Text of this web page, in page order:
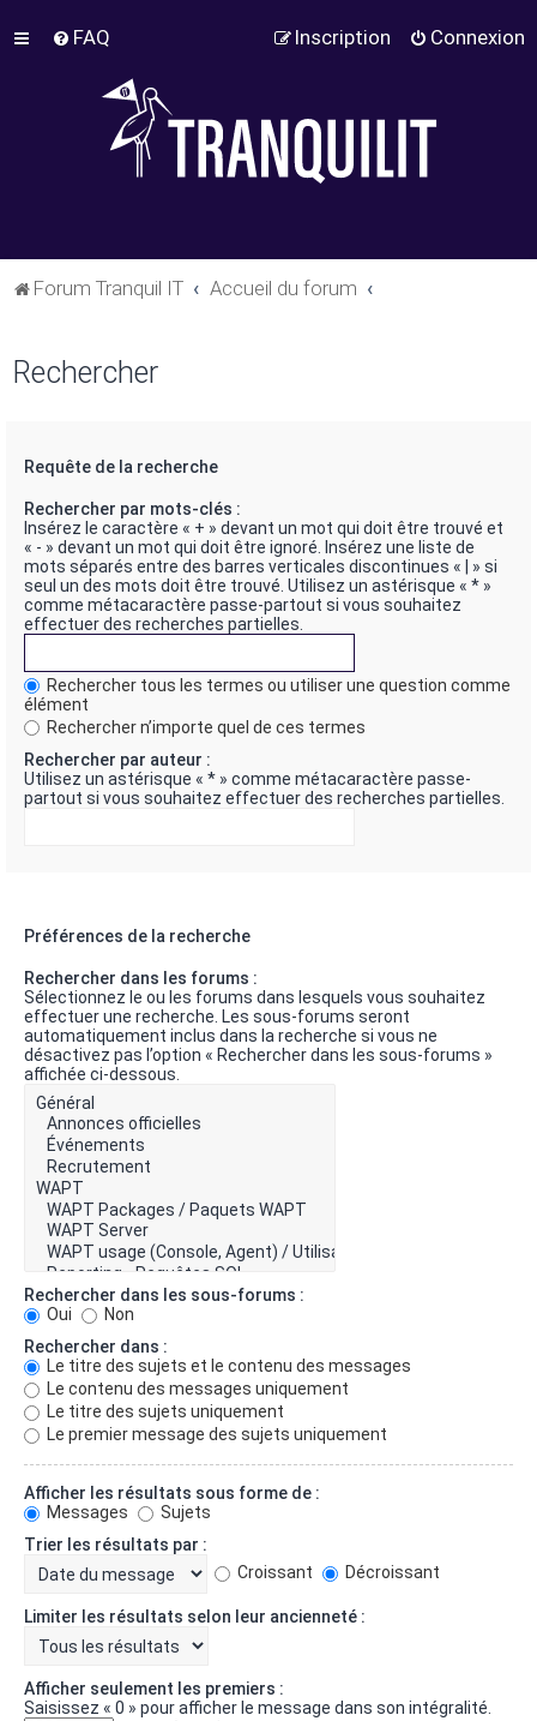
FAQ Connexion
Inscription
Forum Tranquil IT Accueil du forum
Rechercher
Requête de la recherche
Rechercher par mots-clés :
Insérez le caractère « + » devant un mot qui doit être trouvé et
« - » devant un mot qui doit être ignoré. Insérez une liste de
mots séparés entre des barres verticales discontinues « | » si
seul un des mots doit être trouvé. Utilisez un astérisque « * »
comme métacaractère passe-partout si vous souhaitez
effectuer des recherches partielles.
Rechercher tous les termes ou utiliser une question comme
élément
Rechercher n’importe quel de ces termes
Rechercher par auteur :
Utilisez un astérisque « * » comme métacaractère passe-
partout si vous souhaitez effectuer des recherches partielles.
Préférences de la recherche
Rechercher dans les forums :
Sélectionnez le ou les forums dans lesquels vous souhaitez
effectuer une recherche. Les sous-forums seront
automatiquement inclus dans la recherche si vous ne
désactivez pas l’option « Rechercher dans les sous-forums »
affichée ci-dessous.
Rechercher dans les sous-forums :
Oui
Non
Rechercher dans :
Le titre des sujets et le contenu des messages
Le contenu des messages uniquement
Le titre des sujets uniquement
Le premier message des sujets uniquement
Afficher les résultats sous forme de :
Messages
Sujets
Trier les résultats par :
Croissant
Décroissant
Limiter les résultats selon leur ancienneté :
Afficher seulement les premiers :
Saisissez « 0 » pour afficher le message dans son intégralité.